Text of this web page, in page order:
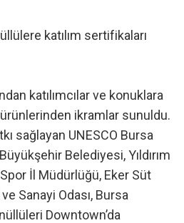
katılım sertifikaları
katılımcılar ve konuklara
ürünlerinden ikramlar sunuldu.
sağlayan UNESCO Bursa
Belediyesi, Yıldırım
İl Müdürlüğü, Eker Süt
Sanayi Odası, Bursa
Downtown’da